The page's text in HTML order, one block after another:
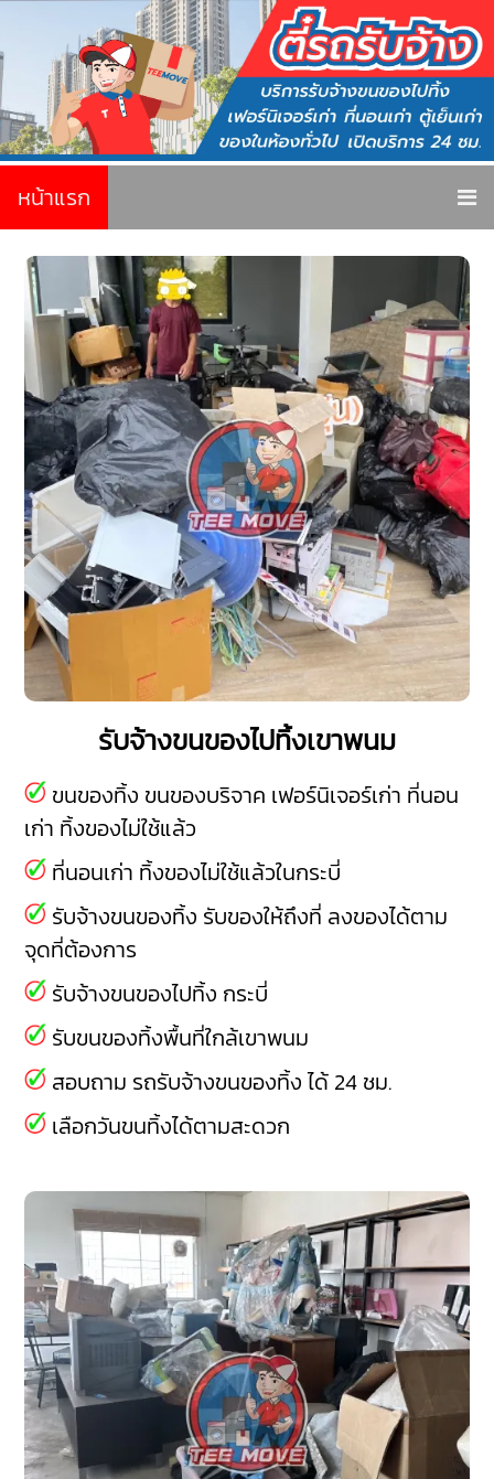
หน้าแรก
รับจ้างขนของไปทิ้งเขาพนม
ขนของทิ้ง ขนของบริจาค เฟอร์นิเจอร์เก่า ที่นอน
เก่า ทิ้งของไม่ใช้แล้ว
ที่นอนเก่า ทิ้งของไม่ใช้แล้วในกระบี่
รับจ้างขนของทิ้ง รับของให้ถึงที่ ลงของได้ตาม
จุดที่ต้องการ
รับจ้างขนของไปทิ้ง กระบี่
รับขนของทิ้งพื้นที่ใกล้เขาพนม
สอบถาม รถรับจ้างขนของทิ้ง ได้ 24 ชม.
เลือกวันขนทิ้งได้ตามสะดวก